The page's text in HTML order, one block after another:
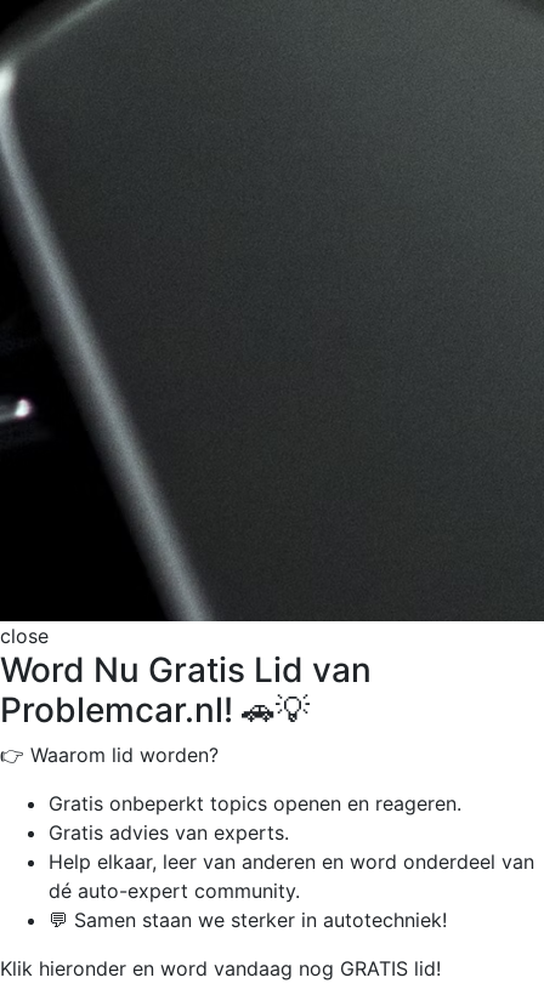
close
Word Nu Gratis Lid van
Problemcar.nl! 🚗💡
👉 Waarom lid worden?
Gratis onbeperkt topics openen en reageren.
Gratis advies van experts.
Help elkaar, leer van anderen en word onderdeel van
dé auto-expert community.
💬 Samen staan we sterker in autotechniek!
Klik hieronder en word vandaag nog GRATIS lid!